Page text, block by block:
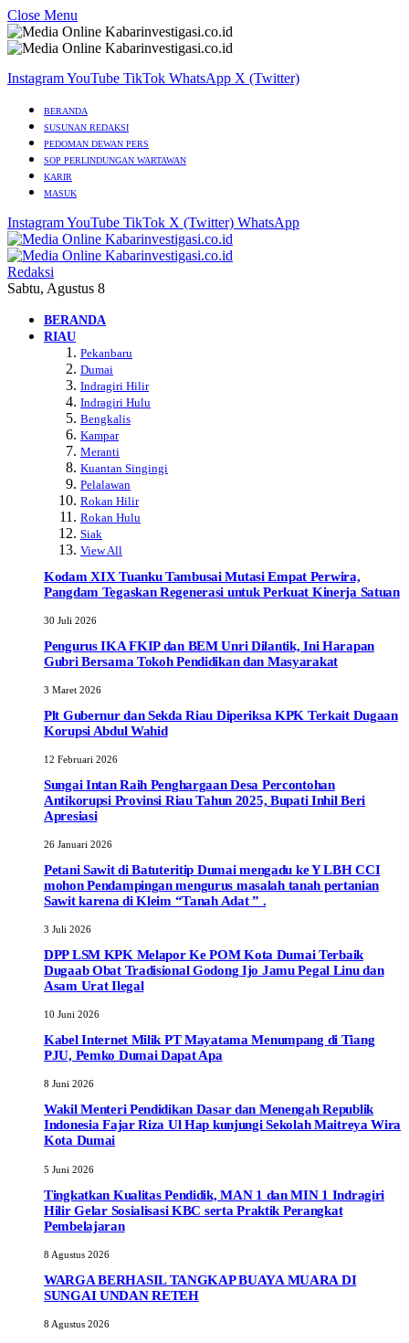
Close Menu
InstagramYouTube TikTok WhatsApp X (Twitter)
BERANDA
SUSUNAN REDAKSI
PEDOMAN DEWAN PERS
SOP PERLINDUNGAN WARTAWAN
KARIR
MASUK
InstagramYouTube TikTok X (Twitter) WhatsApp
Redaksi
Sabtu, Agustus 8
BERANDA
RIAU
Pekanbaru
Dumai
Indragiri Hilir
Indragiri Hulu
Bengkalis
Kampar
Meranti
Kuantan Singingi
Pelalawan
Rokan Hilir
Rokan Hulu
Siak
View All
Kodam XIX Tuanku Tambusai Mutasi Empat Perwira,
Pangdam Tegaskan Regenerasi untuk Perkuat Kinerja Satuan
30 Juli 2026
Pengurus IKA FKIP dan BEM Unri Dilantik, Ini Harapan
Gubri Bersama Tokoh Pendidikan dan Masyarakat
3 Maret 2026
Plt Gubernur dan Sekda Riau Diperiksa KPK Terkait Dugaan
Korupsi Abdul Wahid
12 Februari 2026
Sungai Intan Raih Penghargaan Desa Percontohan
Antikorupsi Provinsi Riau Tahun 2025, Bupati Inhil Beri
Apresiasi
26 Januari 2026
Petani Sawit di Batuteritip Dumai mengadu ke Y LBH CCI
mohon Pendampingan mengurus masalah tanah pertanian
Sawit karena di Kleim “Tanah Adat ” .
3 Juli 2026
DPP LSM KPK Melapor Ke POM Kota Dumai Terbaik
Dugaab Obat Tradisional Godong Ijo Jamu Pegal Linu dan
Asam Urat Ilegal
10 Juni 2026
Kabel Internet Milik PT Mayatama Menumpang di Tiang
PJU, Pemko Dumai Dapat Apa
8 Juni 2026
Wakil Menteri Pendidikan Dasar dan Menengah Republik
Indonesia Fajar Riza Ul Hap kunjungi Sekolah Maitreya Wira
Kota Dumai
5 Juni 2026
Tingkatkan Kualitas Pendidik, MAN 1 dan MIN 1 Indragiri
Hilir Gelar Sosialisasi KBC serta Praktik Perangkat
Pembelajaran
8 Agustus 2026
WARGA BERHASIL TANGKAP BUAYA MUARA DI
SUNGAI UNDAN RETEH
8 Agustus 2026